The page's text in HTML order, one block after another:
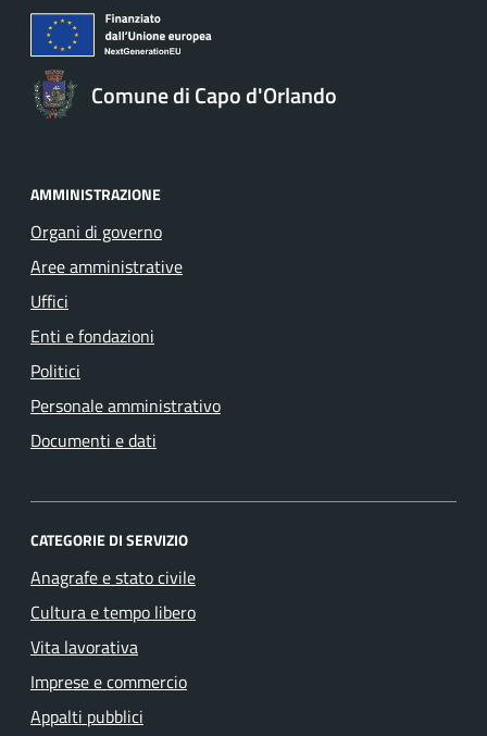
Comune di Capo d'Orlando
AMMINISTRAZIONE
Organi di governo
Aree amministrative
Uffici
Enti e fondazioni
Politici
Personale amministrativo
Documenti e dati
CATEGORIE DI SERVIZIO
Anagrafe e stato civile
Cultura e tempo libero
Vita lavorativa
Imprese e commercio
Appalti pubblici